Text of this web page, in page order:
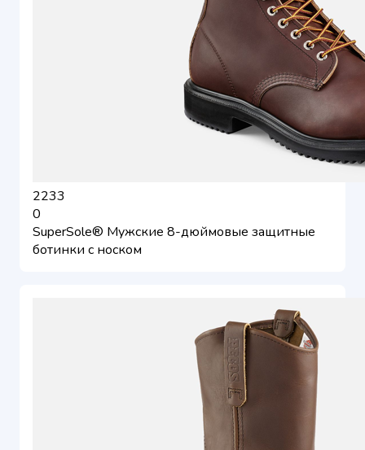
2233
0
SuperSole® Мужские 8-дюймовые защитные
ботинки с носком